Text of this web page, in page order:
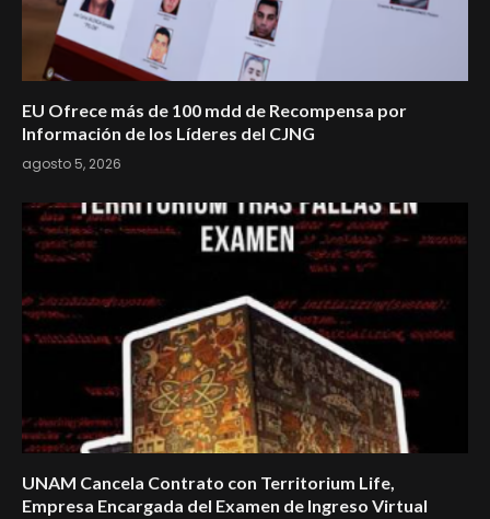
EU Ofrece más de 100 mdd de Recompensa por
Información de los Líderes del CJNG
agosto 5, 2026
UNAM Cancela Contrato con Territorium Life,
Empresa Encargada del Examen de Ingreso Virtual